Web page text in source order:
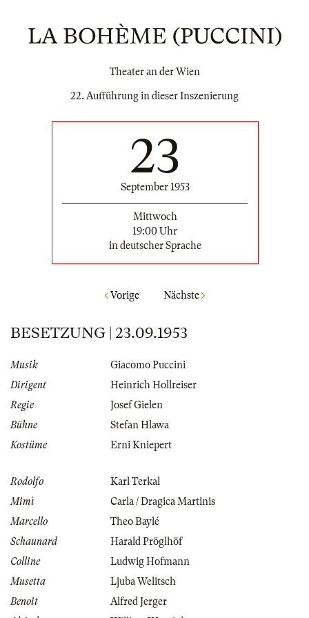
LA BOHÈME (PUCCINI)
Theater an der Wien
22. Aufführung in dieser Inszenierung
23
September 1953
Mittwoch
19:00 Uhr
in deutscher Sprache
Vorige Nächste
BESETZUNG | 23.09.1953
Musik
Giacomo Puccini
Dirigent
Heinrich Hollreiser
Regie
Josef Gielen
Bühne
Stefan Hlawa
Kostüme
Erni Kniepert
Rodolfo
Karl Terkal
Mimì
Carla / Dragica Martinis
Marcello
Theo Baylé
Schaunard
Harald Pröglhöf
Colline
Ludwig Hofmann
Musetta
Ljuba Welitsch
Benoit
Alfred Jerger